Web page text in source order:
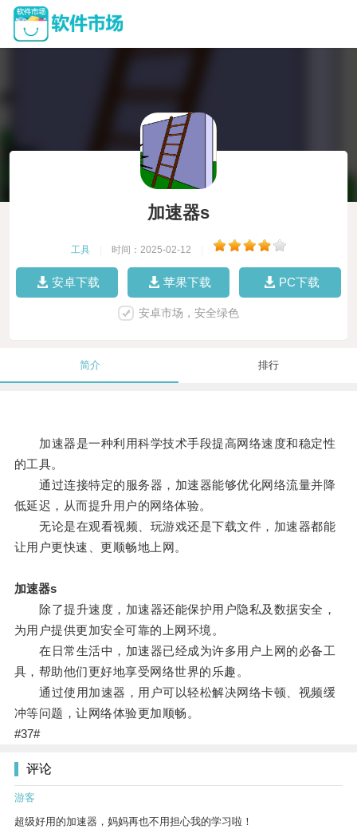
加速器s
工具 时间：2025-02-12
安卓下载 苹果下载 PC下载
安卓市场，安全绿色
简介 排行
加速器是一种利用科学技术手段提高网络速度和稳定性
的工具。
通过连接特定的服务器，加速器能够优化网络流量并降
低延迟，从而提升用户的网络体验。
无论是在观看视频、玩游戏还是下载文件，加速器都能
让用户更快速、更顺畅地上网。
加速器s
除了提升速度，加速器还能保护用户隐私及数据安全，
为用户提供更加安全可靠的上网环境。
在日常生活中，加速器已经成为许多用户上网的必备工
具，帮助他们更好地享受网络世界的乐趣。
通过使用加速器，用户可以轻松解决网络卡顿、视频缓
冲等问题，让网络体验更加顺畅。
#37#
评论
游客
超级好用的加速器，妈妈再也不用担心我的学习啦！